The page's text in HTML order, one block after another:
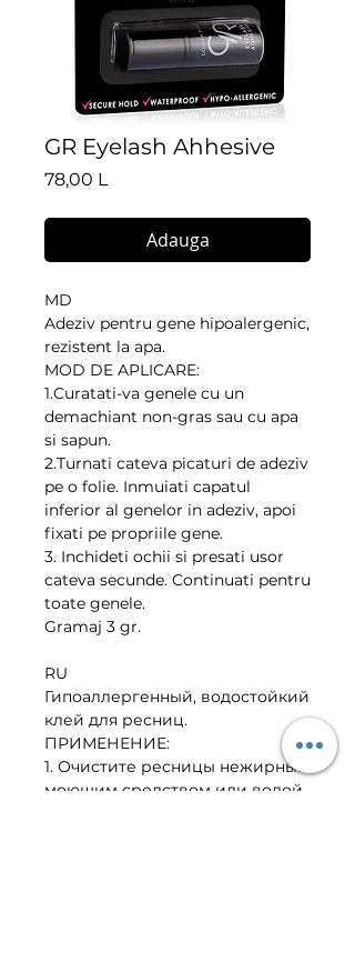
GR Eyelash Ahhesive
78,00 L
Adauga
MD
Adeziv pentru gene hipoalergenic,
rezistent la apa.
MOD DE APLICARE:
1.Curatati-va genele cu un
demachiant non-gras sau cu apa
si sapun.
2.Turnati cateva picaturi de adeziv
pe o folie. Inmuiati capatul
inferior al genelor in adeziv, apoi
fixati pe propriile gene.
3. Inchideti ochii si presati usor
cateva secunde. Continuati pentru
toate genele.
Gramaj 3 gr.
RU
Гипоаллергенный, водостойкий
клей для ресниц.
ПРИМЕНЕНИЕ:
1. Очистите ресницы нежирным
моющим средством или водой